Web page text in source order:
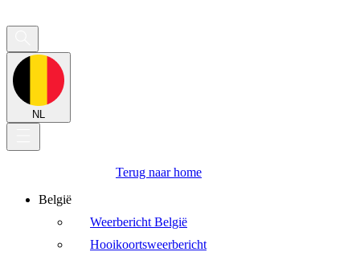
NL
Terug naar home
België
Weerbericht België
Hooikoortsweerbericht